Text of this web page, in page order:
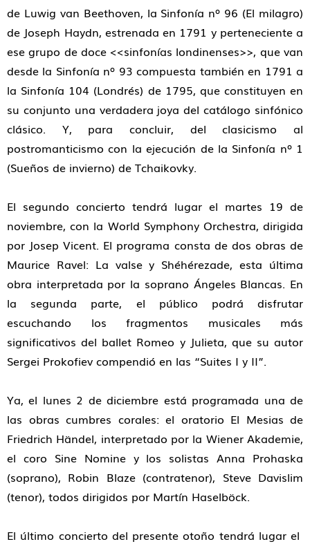
de Luwig van Beethoven, la Sinfonía nº 96 (El milagro)
de Joseph Haydn, estrenada en 1791 y perteneciente a
ese grupo de doce <<sinfonías londinenses>>, que van
desde la Sinfonía nº 93 compuesta también en 1791 a
la Sinfonía 104 (Londrés) de 1795, que constituyen en
su conjunto una verdadera joya del catálogo sinfónico
clásico. Y, para concluir, del clasicismo al
postromanticismo con la ejecución de la Sinfonía nº 1
(Sueños de invierno) de Tchaikovky.
El segundo concierto tendrá lugar el martes 19 de
noviembre, con la World Symphony Orchestra, dirigida
por Josep Vicent. El programa consta de dos obras de
Maurice Ravel: La valse y Shéhérezade, esta última
obra interpretada por la soprano Ángeles Blancas. En
la segunda parte, el público podrá disfrutar
escuchando los fragmentos musicales más
significativos del ballet Romeo y Julieta, que su autor
Sergei Prokofiev compendió en las “Suites I y II”.
Ya, el lunes 2 de diciembre está programada una de
las obras cumbres corales: el oratorio El Mesias de
Friedrich Händel, interpretado por la Wiener Akademie,
el coro Sine Nomine y los solistas Anna Prohaska
(soprano), Robin Blaze (contratenor), Steve Davislim
(tenor), todos dirigidos por Martín Haselböck.
El último concierto del presente otoño tendrá lugar el